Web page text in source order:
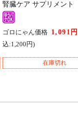
腎臓ケア サプリメント
ゴロにゃん価格 1,091円
込:1,200円)
在庫切れ